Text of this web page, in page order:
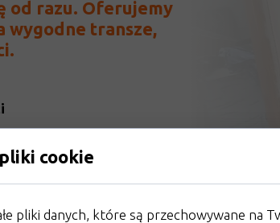
budżetem
własną energię i zacząć
z magazynem energii oraz
od razu. Oferujemy
wygodne transze,
cookie
pliki danych, które są przechowywane na